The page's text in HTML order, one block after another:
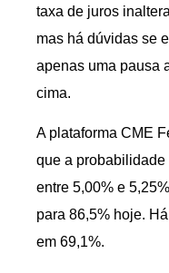
taxa de juros
mas há dúvidas se
apenas uma pausa
cima.
A plataforma CME
que a
entre 5,00% e
para 86,5% hoje.
em 69,1%.